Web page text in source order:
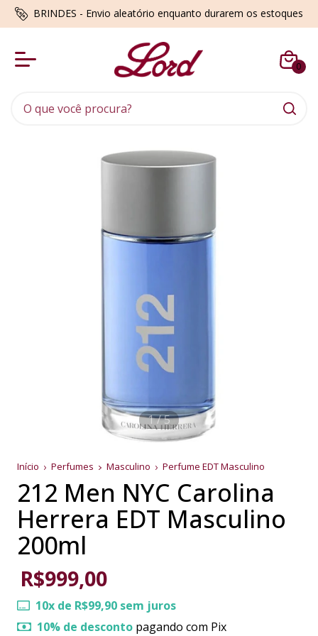
BRINDES - Envio aleatório enquanto durarem os estoques
0
1/5
Início Perfumes Masculino Perfume EDT Masculino
212 Men NYC Carolina
Herrera EDT Masculino
200ml
R$999,00
10x de R$99,90 sem juros
10% de desconto pagando com Pix